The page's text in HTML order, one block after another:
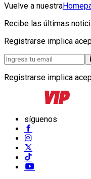
Vuelve a nuestra
Recibe las últimas
Registrarse implica
Registrarse implica
síguenos